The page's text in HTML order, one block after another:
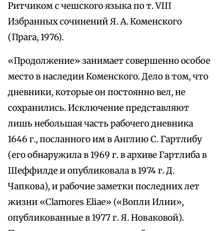
Ритчиком с чешского языка по т. VIII
Избранных сочинений Я. А. Коменского
(Прага, 1976).
«Продолжение» занимает совершенно особое
место в наследии Коменского. Дело в том, что
дневники, которые он постоянно вел, не
сохранились. Исключение представляют
лишь небольшая часть рабочего дневника
1646 г., посланного им в Англию С. Гартлибу
(его обнаружила в 1969 г. в архиве Гартлиба в
Шеффилде и опубликовала в 1974 г. Д.
Чапкова), и рабочие заметки последних лет
жизни «Clamores Eliae» («Вопли Илии»,
опубликованные в 1977 г. Я. Новаковой).